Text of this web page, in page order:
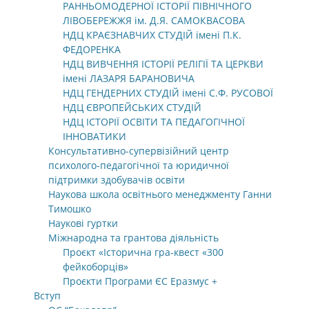
РАННЬОМОДЕРНОЇ ІСТОРІЇ ПІВНІЧНОГО
ЛІВОБЕРЕЖЖЯ ім. Д.Я. САМОКВАСОВА
НДЦ КРАЄЗНАВЧИХ СТУДІЙ імені П.К.
ФЕДОРЕНКА
НДЦ ВИВЧЕННЯ ІСТОРІЇ РЕЛІГІЇ ТА ЦЕРКВИ
імені ЛАЗАРЯ БАРАНОВИЧА
НДЦ ГЕНДЕРНИХ СТУДІЙ імені С.Ф. РУСОВОЇ
НДЦ ЄВРОПЕЙСЬКИХ СТУДІЙ
НДЦ ІСТОРІЇ ОСВІТИ ТА ПЕДАГОГІЧНОЇ
ІННОВАТИКИ
Консультативно-супервізійний центр
психолого-педагогічної та юридичної
підтримки здобувачів освіти
Наукова школа освітнього менеджменту Ганни
Тимошко
Наукові гуртки
Міжнародна та грантова діяльність
Проєкт «Історична гра-квест «300
фейкоборців»
Проєкти Програми ЄС Еразмус +
Вступ